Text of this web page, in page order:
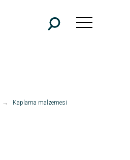
→ Kaplama malzemesi